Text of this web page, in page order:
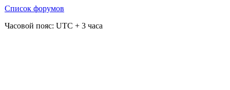
Список форумов
Часовой пояс: UTC + 3 часа